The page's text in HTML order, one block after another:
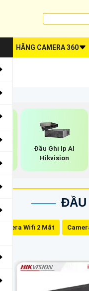
HÃNG CAMERA 360
Đầu Ghi Ip AI
Hikvision
ĐẦU
Camera Wifi 2 Mắt